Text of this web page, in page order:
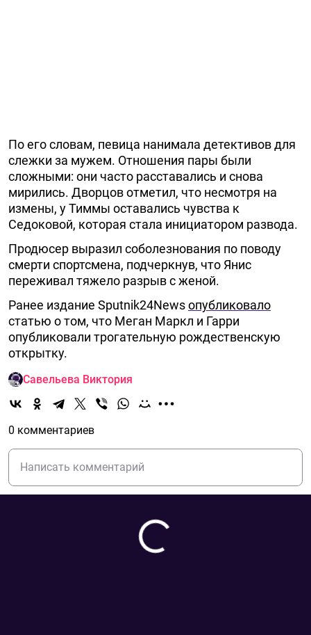
По его словам, певица нанимала детективов для
слежки за мужем. Отношения пары были
сложными: они часто расставались и снова
мирились. Дворцов отметил, что несмотря на
измены, у Тиммы оставались чувства к
Седоковой, которая стала инициатором развода.
Продюсер выразил соболезнования по поводу
смерти спортсмена, подчеркнув, что Янис
переживал тяжело разрыв с женой.
Ранее издание Sputnik24Newsопубликовало
статью о том, что Меган Маркл и Гарри
опубликовали трогательную рождественскую
открытку.
Савельева Виктория
0 комментариев